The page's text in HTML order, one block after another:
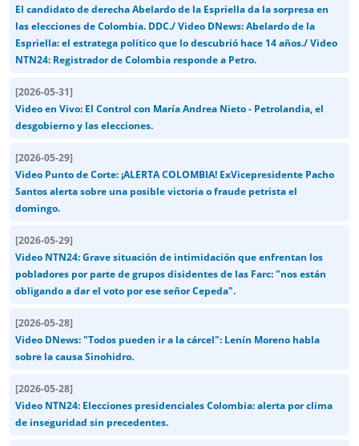
El candidato de derecha Abelardo de la Espriella da la sorpresa en
las elecciones de Colombia. DDC./ Video DNews: Abelardo de la
Espriella: el estratega político que lo descubrió hace 14 años./ Video
NTN24: Registrador de Colombia responde a Petro.
[2026-05-31]
Video en Vivo: El Control con María Andrea Nieto - Petrolandia, el
desgobierno y las elecciones.
[2026-05-29]
Video Punto de Corte: ¡ALERTA COLOMBIA! ExVicepresidente Pacho
Santos alerta sobre una posible victoria o fraude petrista el
domingo.
[2026-05-29]
Video NTN24: Grave situación de intimidación que enfrentan los
pobladores por parte de grupos disidentes de las Farc: "nos están
obligando a dar el voto por ese señor Cepeda".
[2026-05-28]
Video DNews: "Todos pueden ir a la cárcel": Lenín Moreno habla
sobre la causa Sinohidro.
[2026-05-28]
Video NTN24: Elecciones presidenciales Colombia: alerta por clima
de inseguridad sin precedentes.